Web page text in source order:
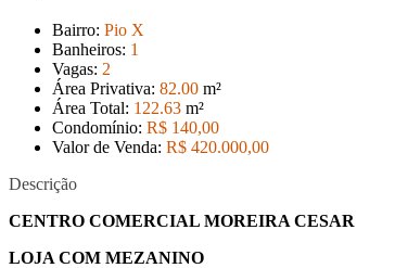
Bairro: Pio X
Banheiros: 1
Vagas: 2
Área Privativa: 82.00 m²
Área Total: 122.63 m²
Condomínio: R$ 140,00
Valor de Venda: R$ 420.000,00
Descrição
CENTRO COMERCIAL MOREIRA CESAR
LOJA COM MEZANINO